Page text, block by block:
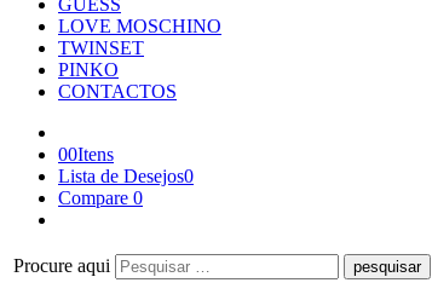
LOVE MOSCHINO
TWINSET
PINKO
CONTACTOS
00Itens
Lista de Desejos0
Compare 0
Procure aqui